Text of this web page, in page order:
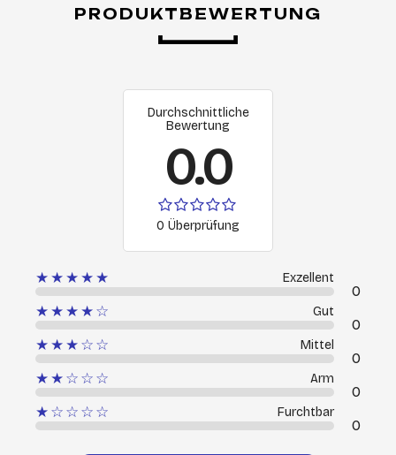
PRODUKTBEWERTUNG
Durchschnittliche
Bewertung
0.0
0 Überprüfung
★★★★★ Exzellent
0
★★★★☆
Gut
0
★★★☆☆
Mittel
0
★★☆☆☆
Arm
0
★☆☆☆☆
Furchtbar
0